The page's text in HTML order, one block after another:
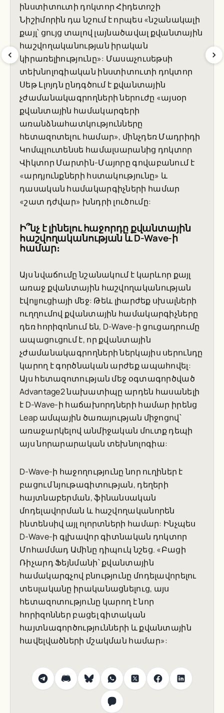
ինստիտուտի դոկտոր Հիդետոշի
Նիշիմորին դա նշում է որպես «նշանակալի
քայլ՝ ցույց տալով լայնածավալ քվանտային
հաշվողականության իրական
կիրառելիությունը»: Մասաչուսեթսի
տեխնոլոգիական ինստիտուտի դոկտոր
Սեթ Լլոյդն ընդգծում է քվանտային
չժամանակագրողների ներուժը «այսօր
քվանտային համակարգերի
առանձնահատկությունները
հետազոտելու համար», մինչդեռ Մադրիդի
Կոմպլուտենսե համալսարանից դոկտոր
Վիկտոր Մարտին-Մայորը գովաբանում է
«արդյունքների հստակությունը» և
դասական համակարգիչների համար
«շատ դժվար» խնդրի լուծումը:
Ի՞նչ է լինելու հաջորդը քվանտային
հաշվողականության և D-Wave-ի
համար։
Այս նվաճումը նշանակում է կարևոր քայլ
առաջ քվանտային հաշվողականության
էվոլյուցիայի մեջ: Թեև լիարժեք սխալների
ուղղումով քվանտային համակարգիչները
դեռ հորիզոնում են, D-Wave-ի ցուցադրումը
ապացուցում է, որ քվանտային
չժամանակագրողների ներկայիս սերունդը
կարող է գործնական արժեք ապահովել:
Այս հետազոտության մեջ օգտագործված
Advantage2 նախատիպը արդեն հասանելի
է D-Wave-ի հաճախորդների համար իրենց
Leap ամպային ծառայության միջոցով՝
առաջարկելով անմիջական մուտք դեպի
այս նորարարական տեխնոլոգիա:
D-Wave-ի հաջողությունը նոր ուղիներ է
բացում նյութագիտության, դեղերի
հայտնաբերման, ֆինանսական
մոդելավորման և հաշվողականորեն
ինտենսիվ այլ ոլորտների համար: Ինչպես
D-Wave-ի գլխավոր գիտնական դոկտոր
Մոհամմադ Ամինը դիպուկ նշեց. «Բացի
Ռիչարդ Ֆեյնմանի՝ քվանտային
համակարգչով բնությունը մոդելավորելու
տեսլականը իրականացնելուց, այս
հետազոտությունը կարող է նոր
հորիզոններ բացել գիտական
հայտնագործությունների և քվանտային
հավելվածների մշակման համար»: